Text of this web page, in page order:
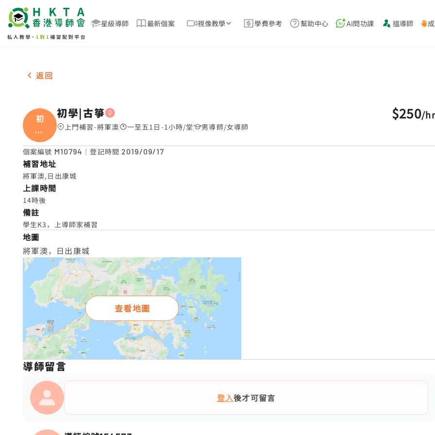
星級導師 最新個案 視像教學 學費參考 幫助中心 AI問功課 搵導師
女-1名 初學|古箏，將軍澳 補習推介
返回
初
學|
古箏
初學|古箏
上門補習-將軍澳 一至五1日-1小時/堂 男導師/女導師
$250/hr
個案編號 M10794 ｜登記時間 2019/09/17
補習地址
將軍澳,日出康城
上課時間
14時後
備註
學生K3，上導師家補習
地圖
將軍澳，日出康城
查看地圖
導師留言
登入後才可留言